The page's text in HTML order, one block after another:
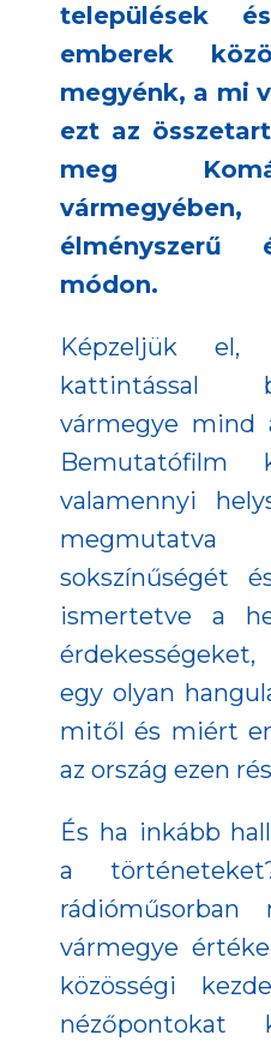
települések
emberek
megyénk, a mi
ezt az
meg
élményszerű
módon.
Képzeljük el,
kattintással
vármegye mind
Bemutatófilm
valamennyi
sokszínűségét
ismertetve a
egy olyan
mitől és miért
az ország ezen
És ha inkább
a
vármegye
közösségi
nézőpontokat